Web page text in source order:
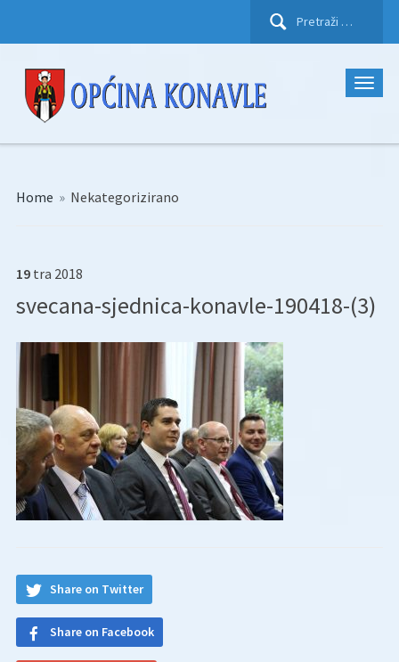
Pretraži:
Home » Nekategorizirano
19 tra 2018
svecana-sjednica-konavle-190418-(3)
Share on Twitter
Share on Facebook